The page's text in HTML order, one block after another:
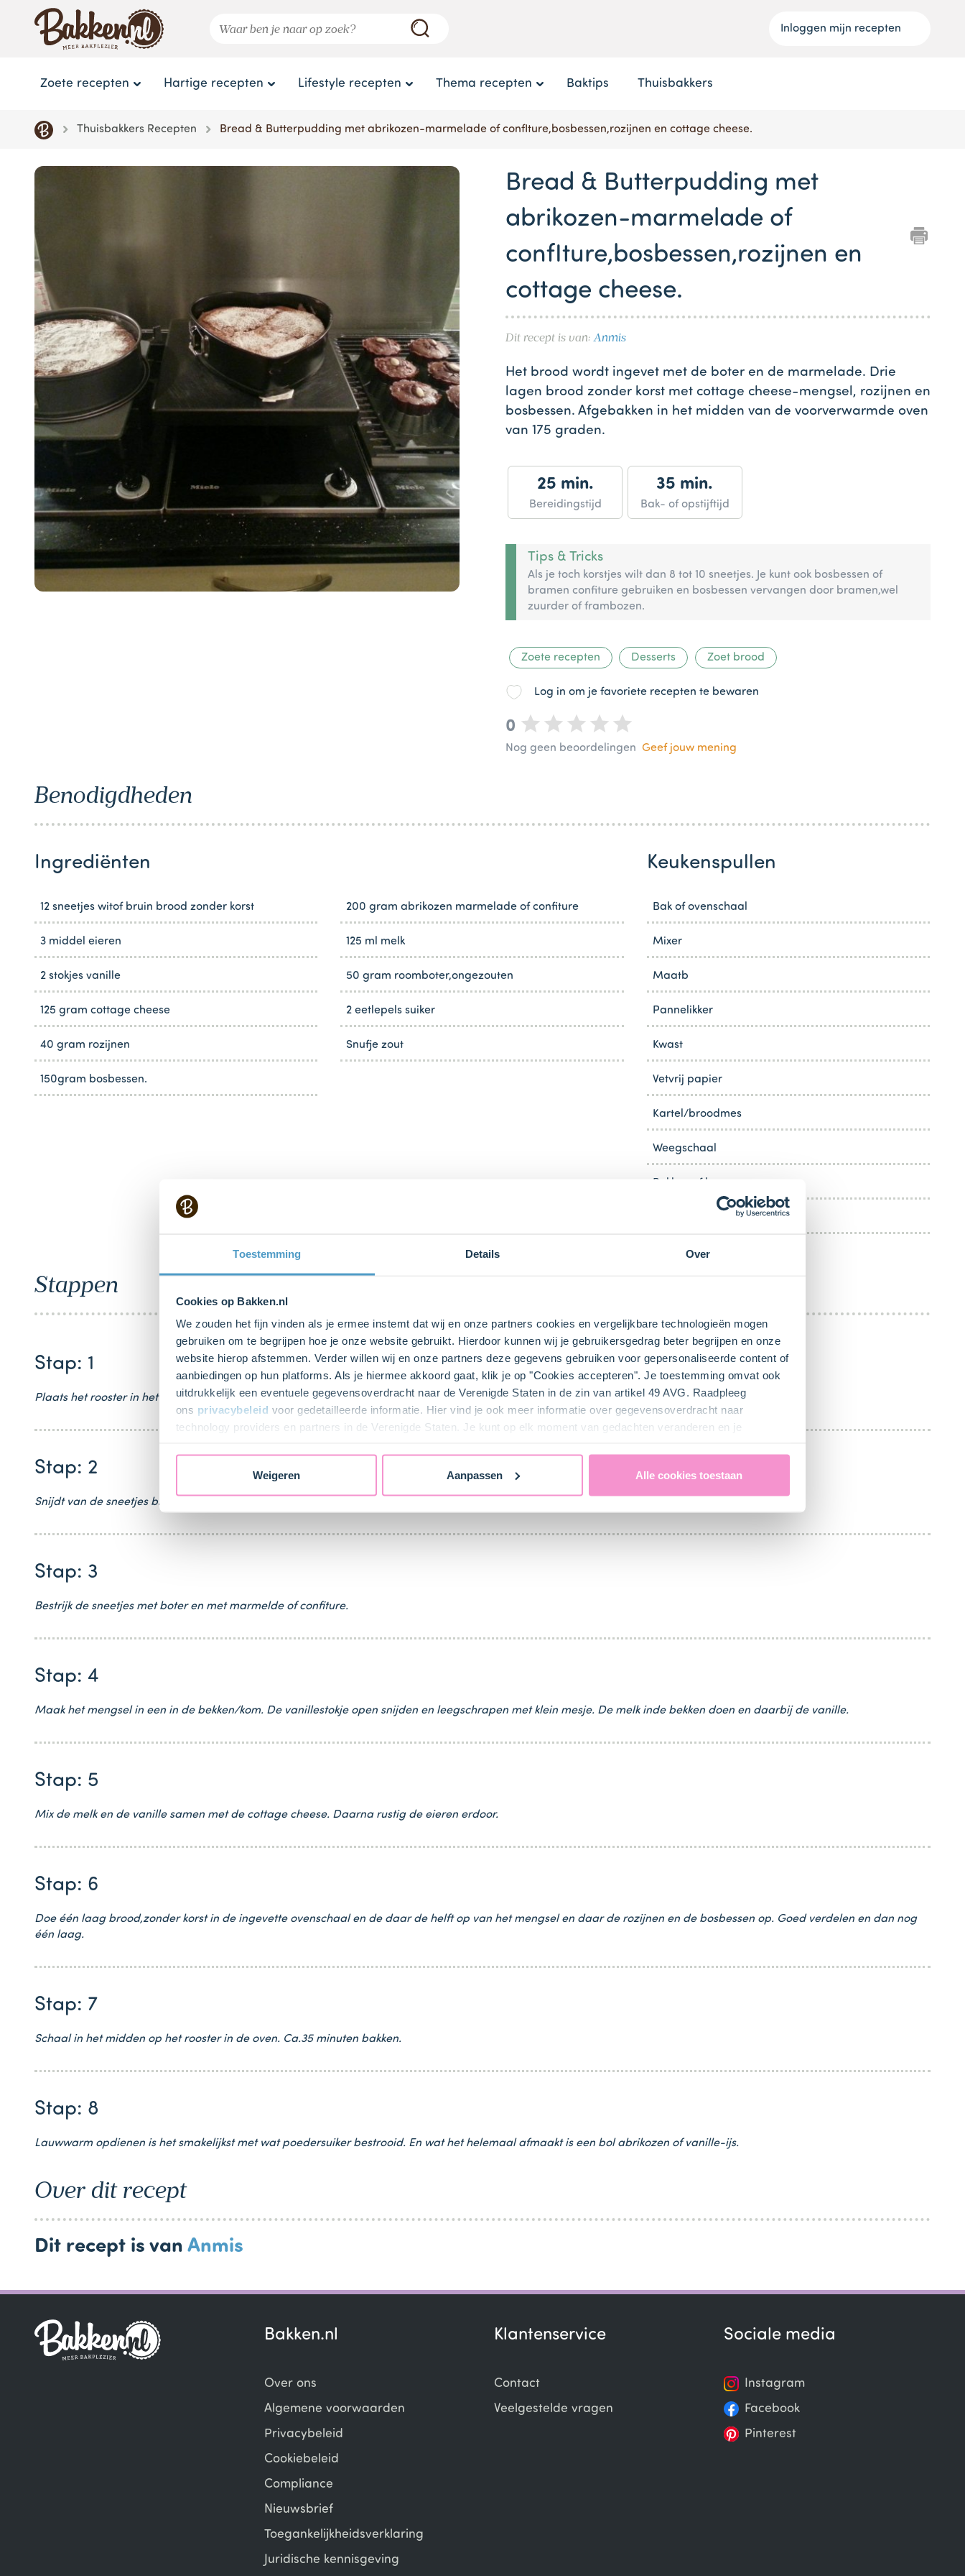
Toestemming Details Over
Cookies op Bakken.nl
We zouden het fijn vinden als je ermee instemt dat wij en onze partners cookies en vergelijkbare technologieën mogen
gebruiken om te begrijpen hoe je onze website gebruikt. Hierdoor kunnen wij je gebruikersgedrag beter begrijpen en onze
website hierop afstemmen. Verder willen wij en onze partners deze gegevens gebruiken voor gepersonaliseerde content of
aanbiedingen op hun platforms. Als je hiermee akkoord gaat, klik je op "Cookies accepteren". Je toestemming omvat ook
uitdrukkelijk een eventuele gegevensoverdracht naar de Verenigde Staten in de zin van artikel 49 AVG. Raadpleeg
ons privacybeleid voor gedetailleerde informatie. Hier vind je ook meer informatie over gegevensoverdracht naar
technology providers en partners in de Verenigde Staten. Je kunt op elk moment van gedachten veranderen en je
Weigeren Aanpassen Alle cookies toestaan
Inloggen mijn recepten
Zoete recepten Hartige recepten Lifestyle recepten Thema recepten Baktips Thuisbakkers
Thuisbakkers Recepten Bread & Butterpudding met abrikozen-marmelade of confIture,bosbessen,rozijnen en cottage cheese.
Bread & Butterpudding met
abrikozen-marmelade of
confIture,bosbessen,rozijnen en
cottage cheese.
Dit recept is van:Anmis
Het brood wordt ingevet met de boter en de marmelade. Drie
lagen brood zonder korst met cottage cheese-mengsel, rozijnen en
bosbessen. Afgebakken in het midden van de voorverwarmde oven
van 175 graden.
25 min.
Bereidingstijd
35 min.
Bak- of opstijftijd
Tips & Tricks
Als je toch korstjes wilt dan 8 tot 10 sneetjes. Je kunt ook bosbessen of
bramen confiture gebruiken en bosbessen vervangen door bramen,wel
zuurder of frambozen.
Zoete recepten Desserts Zoet brood
Log in om je favoriete recepten te bewaren
0
Nog geen beoordelingen Geef jouw mening
Benodigdheden
Ingrediënten
12 sneetjes witof bruin brood zonder korst
3 middel eieren
2 stokjes vanille
125 gram cottage cheese
40 gram rozijnen
150gram bosbessen.
200 gram abrikozen marmelade of confiture
125 ml melk
50 gram roomboter,ongezouten
2 eetlepels suiker
Snufje zout
Keukenspullen
Bak of ovenschaal
Mixer
Maatb
Pannelikker
Kwast
Vetvrij papier
Kartel/broodmes
Weegschaal
Bekken of kom
Stappen
Stap: 1
Plaats het rooster in het midden van de oven. Verwarm de oven voor op 175 graden.
Stap: 2
Snijdt van de sneetjes brood de korsten af. Vet de bakschaal in met boter en doe er vetvrij papier in, op maat gemaakt.
Stap: 3
Bestrijk de sneetjes met boter en met marmelde of confiture.
Stap: 4
Maak het mengsel in een in de bekken/kom. De vanillestokje open snijden en leegschrapen met klein mesje. De melk inde bekken doen en daarbij de vanille.
Stap: 5
Mix de melk en de vanille samen met de cottage cheese. Daarna rustig de eieren erdoor.
Stap: 6
Doe één laag brood,zonder korst in de ingevette ovenschaal en de daar de helft op van het mengsel en daar de rozijnen en de bosbessen op. Goed verdelen en dan nog
één laag.
Stap: 7
Schaal in het midden op het rooster in de oven. Ca.35 minuten bakken.
Stap: 8
Lauwwarm opdienen is het smakelijkst met wat poedersuiker bestrooid. En wat het helemaal afmaakt is een bol abrikozen of vanille-ijs.
Over dit recept
Dit recept is van Anmis
Bakken.nl
Over ons
Algemene voorwaarden
Privacybeleid
Cookiebeleid
Compliance
Nieuwsbrief
Toegankelijkheidsverklaring
Juridische kennisgeving
Klantenservice
Contact
Veelgestelde vragen
Sociale media
Instagram
Facebook
Pinterest